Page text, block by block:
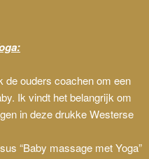
de ouders coachen om een
Ik vindt het belangrijk om
in deze drukke Westerse
“Baby massage met Yoga”